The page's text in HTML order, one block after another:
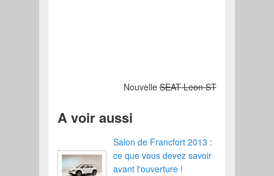
NouvelleSEAT Leon ST
A voir aussi
Salon de Francfort 2013 :
ce que vous devez savoir
avant l'ouverture !